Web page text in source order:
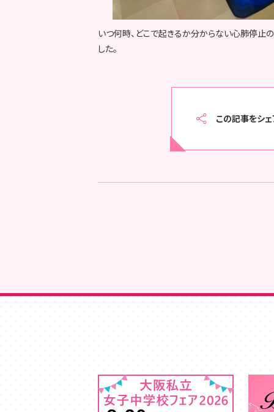
いつ何時、どこで起きるか分からない心肺停止
した。
この記事をシ